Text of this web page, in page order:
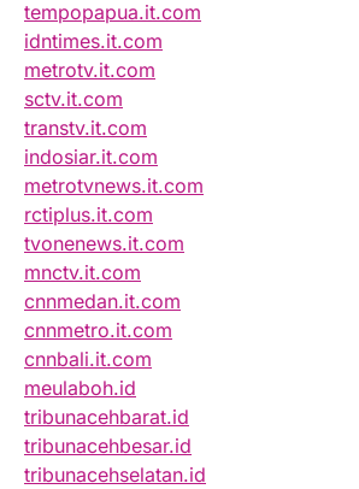
tempopapua.it.com
idntimes.it.com
metrotv.it.com
sctv.it.com
transtv.it.com
indosiar.it.com
metrotvnews.it.com
rctiplus.it.com
tvonenews.it.com
mnctv.it.com
cnnmedan.it.com
cnnmetro.it.com
cnnbali.it.com
meulaboh.id
tribunacehbarat.id
tribunacehbesar.id
tribunacehselatan.id